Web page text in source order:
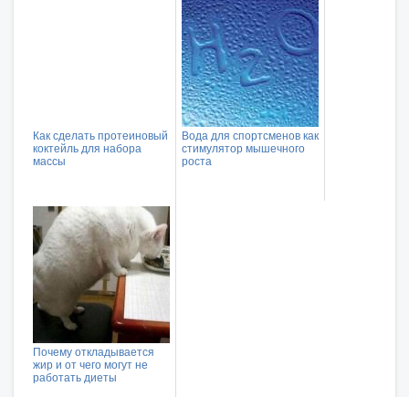
Как сделать протеиновый
коктейль для набора
массы
Вода для спортсменов как
стимулятор мышечного
роста
Почему откладывается
жир и от чего могут не
работать диеты